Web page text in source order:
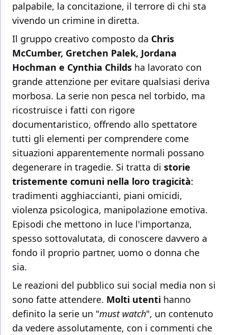
palpabile, la concitazione, il terrore di chi sta
vivendo un crimine in diretta.
Il gruppo creativo composto da Chris
McCumber, Gretchen Palek, Jordana
Hochman e Cynthia Childs ha lavorato con
grande attenzione per evitare qualsiasi deriva
morbosa. La serie non pesca nel torbido, ma
ricostruisce i fatti con rigore
documentaristico, offrendo allo spettatore
tutti gli elementi per comprendere come
situazioni apparentemente normali possano
degenerare in tragedie. Si tratta di storie
tristemente comuni nella loro tragicità:
tradimenti agghiaccianti, piani omicidi,
violenza psicologica, manipolazione emotiva.
Episodi che mettono in luce l'importanza,
spesso sottovalutata, di conoscere davvero a
fondo il proprio partner, uomo o donna che
sia.
Le reazioni del pubblico sui social media non si
sono fatte attendere. Molti utenti hanno
definito la serie un "must watch", un contenuto
da vedere assolutamente, con i commenti che